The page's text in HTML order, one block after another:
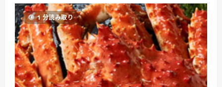
販
売
上
日
本
一！？
知
名
度
抜
群
【か
1 分読み取り